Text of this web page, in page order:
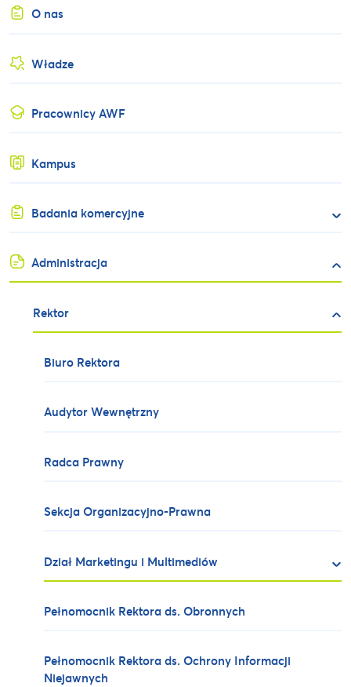
O nas
Władze
Pracownicy AWF
Kampus
Badania komercyjne
Administracja
Rektor
Biuro Rektora
Audytor Wewnętrzny
Radca Prawny
Sekcja Organizacyjno-Prawna
Dział Marketingu i Multimediów
Pełnomocnik Rektora ds. Obronnych
Pełnomocnik Rektora ds. Ochrony Informacji
Niejawnych